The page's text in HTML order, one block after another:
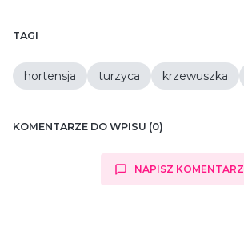
TAGI
hortensja turzyca krzewuszka
KOMENTARZE DO WPISU (0)
NAPISZ KOMENTARZ